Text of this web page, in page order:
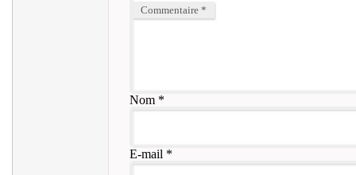
Commentaire *
Nom*
E-mail *